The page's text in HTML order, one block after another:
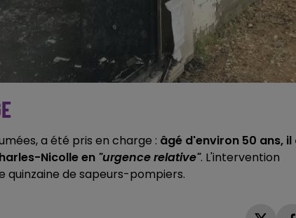
a été pris en charge : âgé d'environ 50 ans, il
Nicolle en "urgence relative". L'intervention
quinzaine de sapeurs-pompiers.